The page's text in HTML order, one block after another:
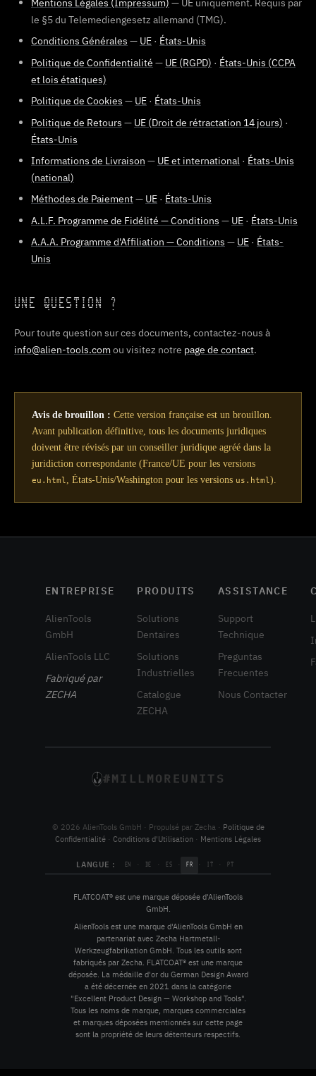
le §5 du Telemediengesetz allemand (TMG).
Conditions Générales — UE · États-Unis
Politique de Confidentialité — UE (RGPD) · États-Unis (CCPA
et lois étatiques)
Politique de Cookies — UE · États-Unis
Politique de Retours — UE (Droit de rétractation 14 jours) ·
États-Unis
Informations de Livraison — UE et international · États-Unis
(national)
Méthodes de Paiement— UE · États-Unis
A.L.F. Programme de Fidélité — Conditions — UE · États-Unis
A.A.A. Programme d'Affiliation — Conditions — UE · États-
Unis
UNE QUESTION ?
Pour toute question sur ces documents, contactez-nous à
info@alien-tools.comou visitez notre page de contact.
Avis de brouillon : Cette version française est un brouillon.
Avant publication définitive, tous les documents juridiques
doivent être révisés par un conseiller juridique agréé dans la
juridiction correspondante (France/UE pour les versions
eu.html, États-Unis/Washington pour les versions us.html).
ENTREPRISE
AlienTools
GmbH
AlienTools LLC
Fabriqué par
ZECHA
PRODUITS
Solutions
Dentaires
Solutions
Industrielles
Catalogue
ZECHA
ASSISTANCE
Support
Technique
Preguntas
Frecuentes
Nous Contacter
#MILLMOREUNITS
© 2026 AlienTools GmbH · Propulsé par Zecha · Politique de
Confidentialité · Conditions d'Utilisation · Mentions Légales
LANGUE : EN · DE · ES · FR · IT · PT
FLATCOAT® est une marque déposée d'AlienTools
GmbH.
AlienTools est une marque d'AlienTools GmbH en
partenariat avec Zecha Hartmetall-
Werkzeugfabrikation GmbH. Tous les outils sont
fabriqués par Zecha. FLATCOAT® est une marque
déposée. La médaille d'or du German Design Award
a été décernée en 2021 dans la catégorie
"Excellent Product Design — Workshop and Tools".
Tous les noms de marque, marques commerciales
et marques déposées mentionnés sur cette page
sont la propriété de leurs détenteurs respectifs.